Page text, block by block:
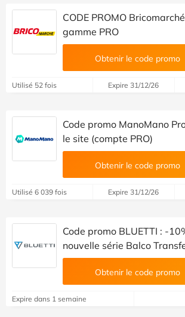
CODE PROMO
gamme PRO
Obtenir le code promo
Utilisé 52 fois Expire 31/12/26
Code promo ManoMano
le site (compte PRO)
Obtenir le code promo
Utilisé 6 039 fois Expire 31/12/26
Code promo BLUETTI : -
nouvelle série Balco
Obtenir le code promo
Expire dans 1 semaine